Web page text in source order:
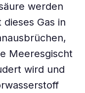
werden
Gas in
Meeresgischt
wird und